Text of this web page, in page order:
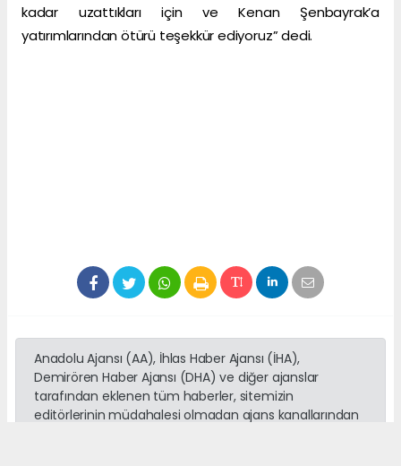
kadar uzattıkları için ve Kenan Şenbayrak’a
yatırımlarından ötürü teşekkür ediyoruz” dedi.
Anadolu Ajansı (AA), İhlas Haber Ajansı (İHA),
Demirören Haber Ajansı (DHA) ve diğer ajanslar
tarafından eklenen tüm haberler, sitemizin
editörlerinin müdahalesi olmadan ajans kanallarından